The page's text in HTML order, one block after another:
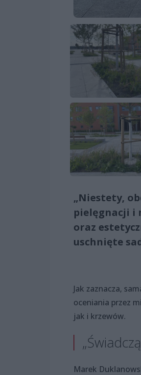
„Niestety,
pielęgnacji i
oraz
uschnięte
Jak zaznacza,
oceniania przez
jak i krzewów.
Marek